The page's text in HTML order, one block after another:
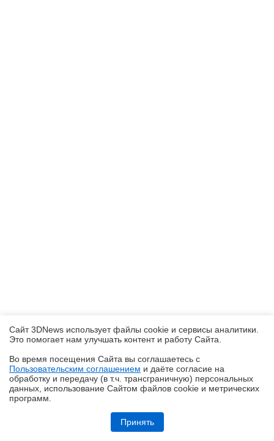
Обзор игрового QD-OLED-монитора ASUS ROG Strix OLED
XG27AQDMES: самый доступный в линейке
Сайт 3DNews использует файлы cookie и сервисы аналитики.
Это помогает нам улучшать контент и работу Cайта.
Во время посещения Cайта вы соглашаетесь с
Пользовательским соглашением и даёте согласие на
обработку и передачу (в т.ч. трансграничную) персональных
данных, использование Cайтом файлов cookie и метрических
программ.
Принять